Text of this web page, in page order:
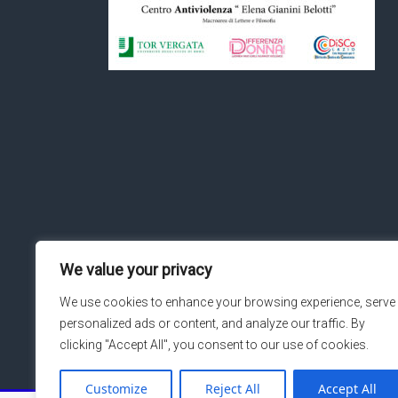
We value your privacy
We use cookies to enhance your browsing experience, serve
personalized ads or content, and analyze our traffic. By
clicking "Accept All", you consent to our use of cookies.
Customize Reject All Accept All